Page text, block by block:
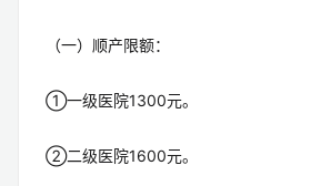
（一）顺产限额：
①一级医院1300元。
②二级医院1600元。